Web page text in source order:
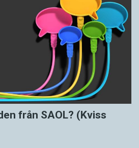
från SAOL? (Kviss